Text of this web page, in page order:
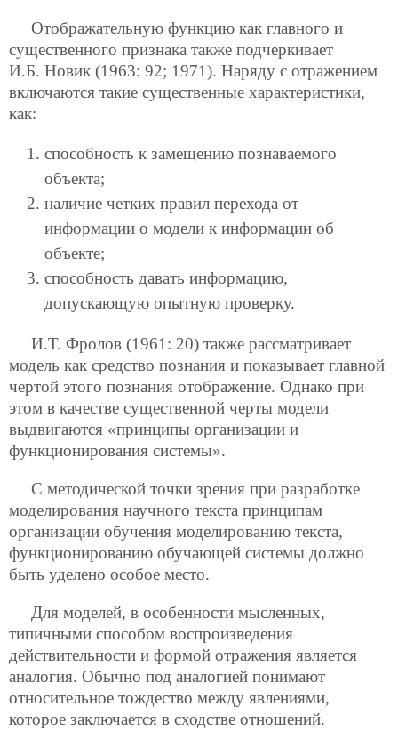
Отображательную функцию как главного и
существенного признака также подчеркивает
И.Б. Новик (1963: 92; 1971). Наряду с отражением
включаются такие существенные характеристики,
как:
способность к замещению познаваемого
объекта;
наличие четких правил перехода от
информации о модели к информации об
объекте;
способность давать информацию,
допускающую опытную проверку.
И.Т. Фролов (1961: 20) также рассматривает
модель как средство познания и показывает главной
чертой этого познания отображение. Однако при
этом в качестве существенной черты модели
выдвигаются «принципы организации и
функционирования системы».
С методической точки зрения при разработке
моделирования научного текста принципам
организации обучения моделированию текста,
функционированию обучающей системы должно
быть уделено особое место.
Для моделей, в особенности мысленных,
типичными способом воспроизведения
действительности и формой отражения является
аналогия. Обычно под аналогией понимают
относительное тождество между явлениями,
которое заключается в сходстве отношений.